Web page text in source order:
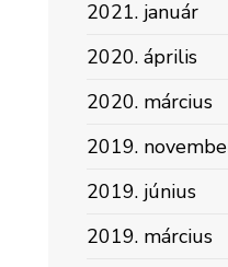
2021. január
2020. április
2020. március
2019.
2019. június
2019. március